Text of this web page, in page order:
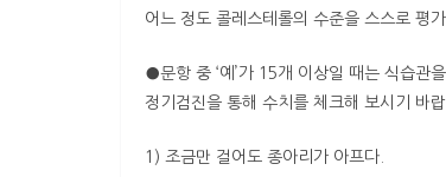
어느 정도 콜레스테롤의 수준을 스스로 평
●문항 중 ‘예’가 15개 이상일 때는 식습관
정기검진을 통해 수치를 체크해 보시기 바랍
1) 조금만 걸어도 종아리가 아프다.